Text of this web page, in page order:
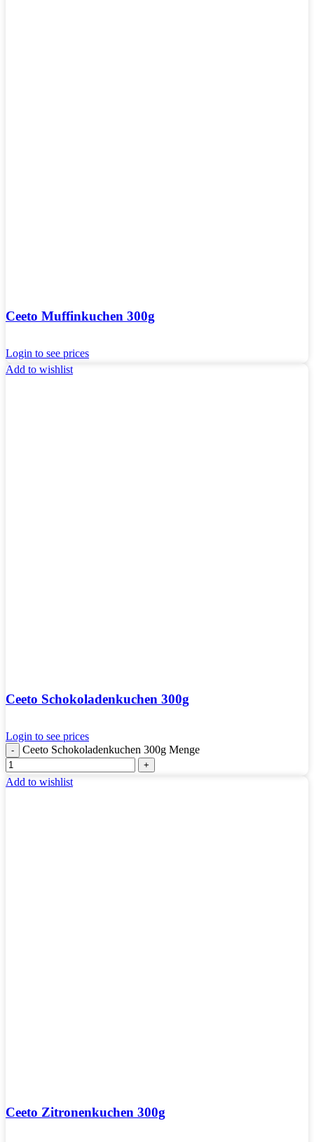
Ceeto Muffinkuchen 300g
Login to see prices
Add to wishlist
Ceeto Schokoladenkuchen 300g
Login to see prices
Ceeto Schokoladenkuchen 300g Menge
Add to wishlist
Ceeto Zitronenkuchen 300g